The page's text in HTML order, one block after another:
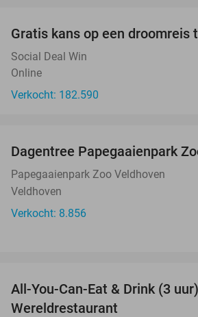
Gratis kans op een droomreis
Social Deal Win
Online
Verkocht: 182.590
Dagentree Papegaaienpark
Papegaaienpark Zoo Veldhoven
Veldhoven
Verkocht: 8.856
All-You-Can-Eat & Drink (3
Wereldrestaurant